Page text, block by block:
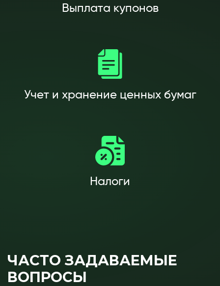
Выплата купонов
Учет и хранение ценных бумаг
Налоги
ЧАСТО ЗАДАВАЕМЫЕ
ВОПРОСЫ